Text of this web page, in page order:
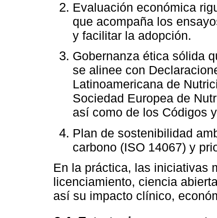
Evaluación económica
que acompaña los
y facilitar la adopción.
Gobernanza ética sólida
se alinee con
Latinoamericana de
Sociedad Europea de
así como de los Códigos y
Plan de sostenibilidad
carbono (ISO 14067) y
En la práctica, las iniciativas
licenciamiento, ciencia
así su impacto clínico,